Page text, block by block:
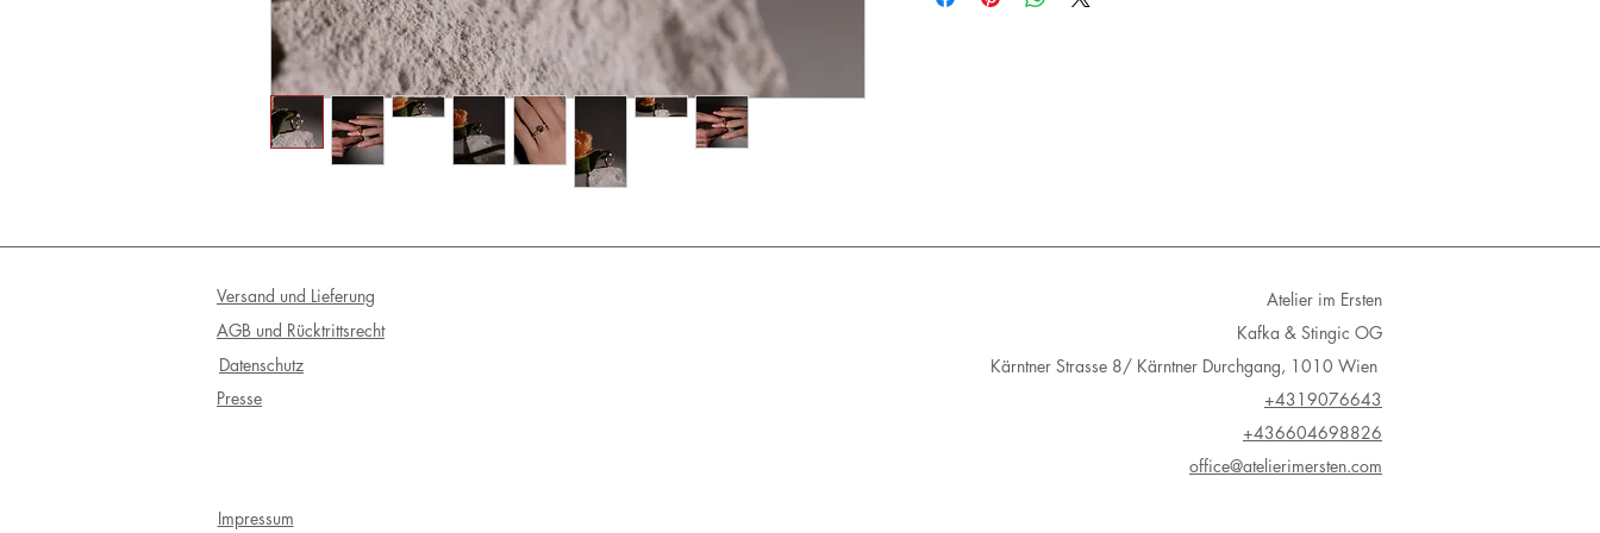
Versand und Lieferung
AGB und Rücktrittsrecht
Datenschutz
Presse
Atelier im Ersten
Kafka & Stingic OG
Kärntner Strasse 8/ Kärntner Durchgang, 1010 Wien
+4319076643
+436604698826
office@atelierimersten.com
Impressum